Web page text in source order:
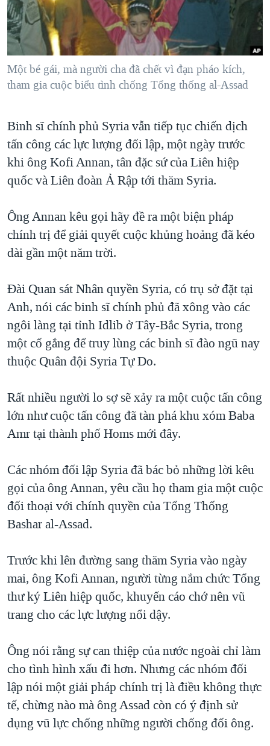
"Tìm"NGƯỜI VIỆT HẢI NGOẠI
ĐỜI SỐNG
KINH TẾ
KHOA HỌC
VĂN HOÁ
THỂ THAO
GIÁO DỤC
TẠI
HÀNH TRÌNH BẦU CỬ 2024
MỘT NĂM CHIẾN TRANH TẠI DẢI GAZA
GIẢI MÃ VÀNH ĐAI & CON ĐƯỜNG
NGÀY TỊ NẠN THẾ GIỚI
GROUND ZERO – XƯA VÀ NAY
CÁC GIÁ TRỊ CỘNG HÒA Ở VIỆT NAM
TRỊNH VĨNH BÌNH VS. CHÍNH PHỦ VIỆT NAM
NGƯ DÂN VIỆT VÀ LÀN SÓNG TRỘM HẢI SÂM
QUAN HỆ VIỆT MỸ
VIDEO
NGHE
MẠNG XÃ HỘI
Ngôn ngữ khác
Một bé gái, mà người cha đã chết vì đạn pháo kích,
tham gia cuộc biểu tình chống Tổng thống al-Assad
Binh sĩ chính phủ Syria vẫn tiếp tục chiến dịch
tấn công các lực lượng đối lập, một ngày trước
khi ông Kofi Annan, tân đặc sứ của Liên hiệp
quốc và Liên đoàn Ả Rập tới thăm Syria.
Ông Annan kêu gọi hãy đề ra một biện pháp
chính trị để giải quyết cuộc khủng hoảng đã kéo
dài gần một năm trời.
Đài Quan sát Nhân quyền Syria, có trụ sở đặt tại
Anh, nói các binh sĩ chính phủ đã xông vào các
ngôi làng tại tỉnh Idlib ở Tây-Bắc Syria, trong
một cố gắng để truy lùng các binh sĩ đào ngũ nay
thuộc Quân đội Syria Tự Do.
Rất nhiều người lo sợ sẽ xảy ra một cuộc tấn công
lớn như cuộc tấn công đã tàn phá khu xóm Baba
Amr tại thành phố Homs mới đây.
Các nhóm đối lập Syria đã bác bỏ những lời kêu
gọi của ông Annan, yêu cầu họ tham gia một cuộc
đối thoại với chính quyền của Tổng Thống
Bashar al-Assad.
Trước khi lên đường sang thăm Syria vào ngày
mai, ông Kofi Annan, người từng nắm chức Tổng
thư ký Liên hiệp quốc, khuyến cáo chớ nên vũ
trang cho các lực lượng nổi dậy.
Ông nói rằng sự can thiệp của nước ngoài chỉ làm
cho tình hình xấu đi hơn. Nhưng các nhóm đối
lập nói một giải pháp chính trị là điều không thực
tế, chừng nào mà ông Assad còn có ý định sử
dụng vũ lực chống những người chống đối ông.